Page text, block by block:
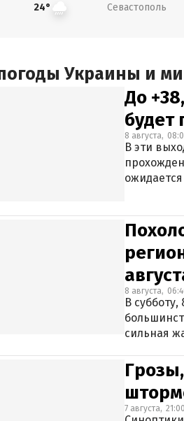
24° Севастополь
Украины и
До
будет
8 августа,
В эти
8 августа,
В
сильная
7 августа, 21:00